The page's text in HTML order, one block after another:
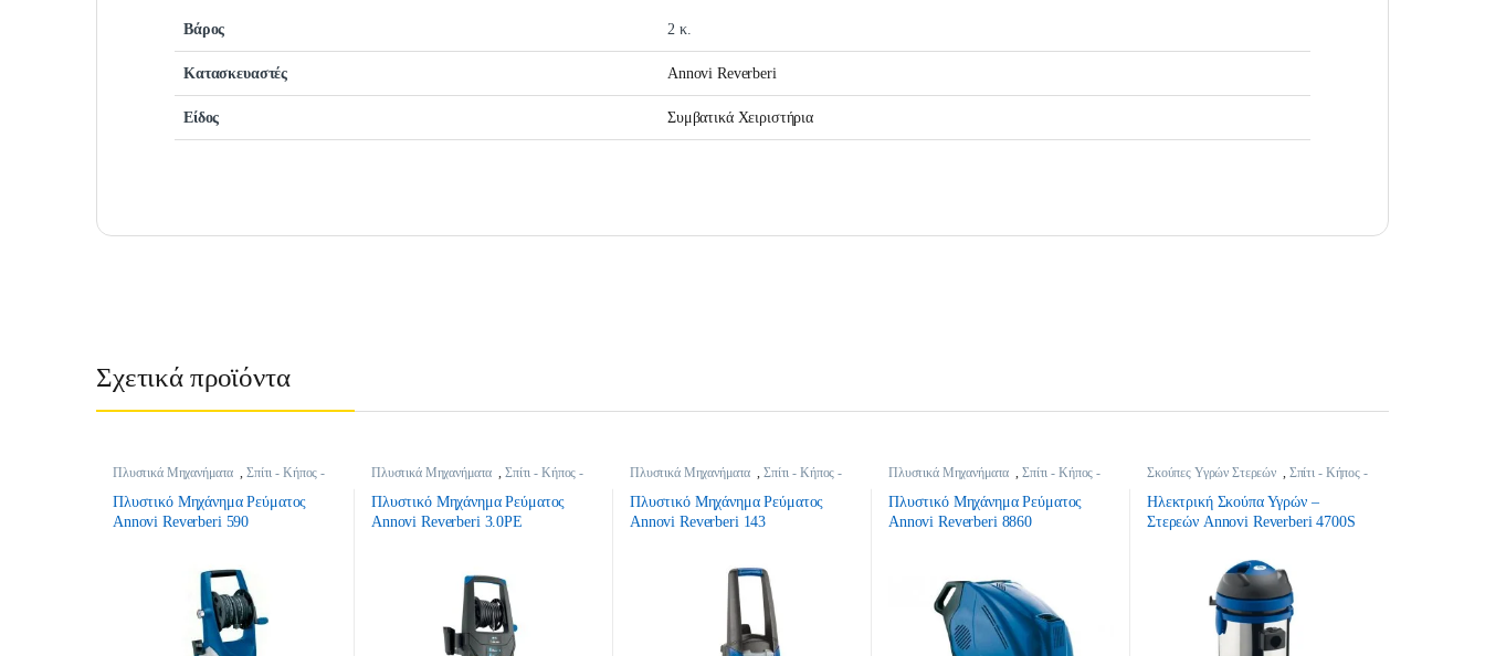
Βάρος 2 κ.
Κατασκευαστές Annovi Reverberi
Είδος Συμβατικά Χειριστήρια
Σχετικά προϊόντα
Πλυστικά Μηχανήματα ,Σπίτι - Κήπος -
Πλυστικό Μηχάνημα Ρεύματος
Annovi Reverberi 590
Πλυστικά Μηχανήματα ,Σπίτι - Κήπος -
Πλυστικό Μηχάνημα Ρεύματος
Annovi Reverberi 3.0PE
Πλυστικά Μηχανήματα ,Σπίτι - Κήπος -
Πλυστικό Μηχάνημα Ρεύματος
Annovi Reverberi 143
Πλυστικά Μηχανήματα ,Σπίτι - Κήπος -
Πλυστικό Μηχάνημα Ρεύματος
Annovi Reverberi 8860
Σκούπες Υγρών Στερεών
Σπίτι - Κήπος -
Ηλεκτρική Σκούπα Υγρών –
Στερεών Annovi Reverberi 4700S